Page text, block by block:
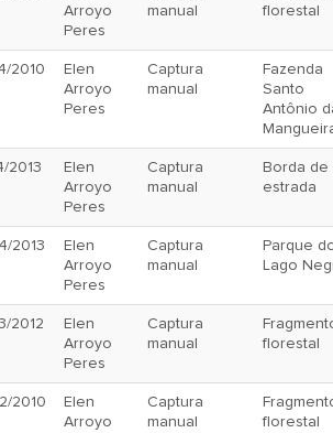
Arroyo
Peres
manual
florestal
2010
Elen
Arroyo
Peres
Captura
manual
Fazenda
Santo
Antônio
2013
Elen
Arroyo
Peres
Captura
manual
Borda de
estrada
2013
Elen
Arroyo
Peres
Captura
manual
Parque
Lago
2012
Elen
Arroyo
Peres
Captura
manual
florestal
2010
Elen
Arroyo
Captura
manual
florestal